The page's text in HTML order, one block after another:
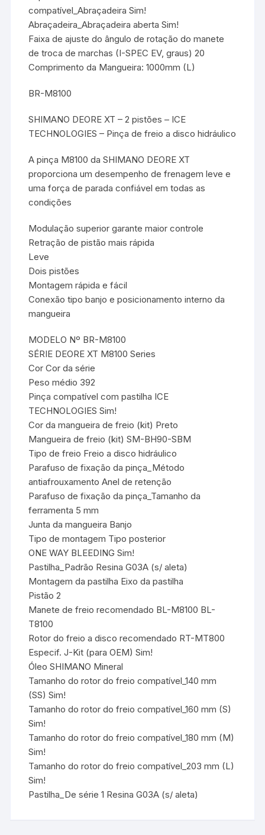
compatível_Abraçadeira Sim!
Abraçadeira_Abraçadeira aberta Sim!
Faixa de ajuste do ângulo de rotação do manete
de troca de marchas (I-SPEC EV, graus) 20
Comprimento da Mangueira: 1000mm (L)
BR-M8100
SHIMANO DEORE XT – 2 pistões – ICE
TECHNOLOGIES – Pinça de freio a disco hidráulico
A pinça M8100 da SHIMANO DEORE XT
proporciona um desempenho de frenagem leve e
uma força de parada confiável em todas as
condições
Modulação superior garante maior controle
Retração de pistão mais rápida
Leve
Dois pistões
Montagem rápida e fácil
Conexão tipo banjo e posicionamento interno da
mangueira
MODELO Nº BR-M8100
SÉRIE DEORE XT M8100 Series
Cor Cor da série
Peso médio 392
Pinça compatível com pastilha ICE
TECHNOLOGIES Sim!
Cor da mangueira de freio (kit) Preto
Mangueira de freio (kit) SM-BH90-SBM
Tipo de freio Freio a disco hidráulico
Parafuso de fixação da pinça_Método
antiafrouxamento Anel de retenção
Parafuso de fixação da pinça_Tamanho da
ferramenta 5 mm
Junta da mangueira Banjo
Tipo de montagem Tipo posterior
ONE WAY BLEEDING Sim!
Pastilha_Padrão Resina G03A (s/ aleta)
Montagem da pastilha Eixo da pastilha
Pistão 2
Manete de freio recomendado BL-M8100 BL-
T8100
Rotor do freio a disco recomendado RT-MT800
Especif. J-Kit (para OEM) Sim!
Óleo SHIMANO Mineral
Tamanho do rotor do freio compatível_140 mm
(SS) Sim!
Tamanho do rotor do freio compatível_160 mm (S)
Sim!
Tamanho do rotor do freio compatível_180 mm (M)
Sim!
Tamanho do rotor do freio compatível_203 mm (L)
Sim!
Pastilha_De série 1 Resina G03A (s/ aleta)